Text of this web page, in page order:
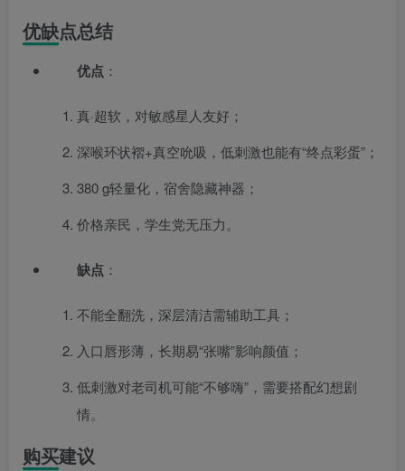
优缺点总结
优点 ：
真·超软，对敏感星人友好；
深喉环状褶+真空吮吸，低刺激也能有“终点彩蛋”；
380 g轻量化，宿舍隐藏神器；
价格亲民，学生党无压力。
缺点 ：
不能全翻洗，深层清洁需辅助工具；
入口唇形薄，长期易“张嘴”影响颜值；
低刺激对老司机可能“不够嗨”，需要搭配幻想剧
情。
购买建议